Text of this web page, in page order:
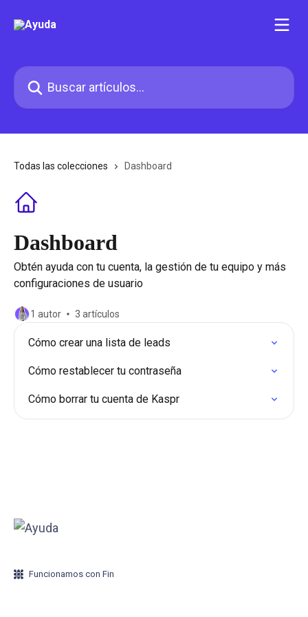
Buscar artículos...
Todas las colecciones Dashboard
Dashboard
Obtén ayuda con tu cuenta, la gestión de tu equipo y más
configuraciones de usuario
1 autor 3 artículos
Cómo crear una lista de leads
Cómo restablecer tu contraseña
Cómo borrar tu cuenta de Kaspr
Funcionamos con Fin